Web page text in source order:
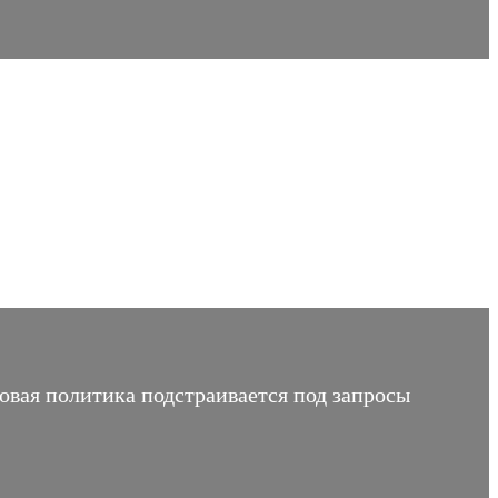
политика подстраивается под запросы